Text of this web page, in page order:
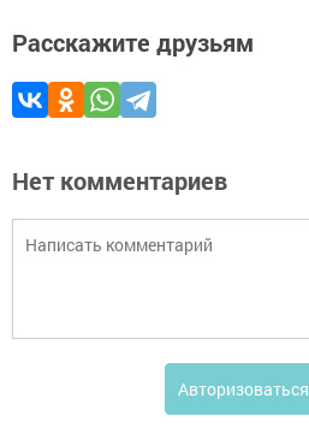
Расскажите друзьям
Нет комментариев
Авторизоваться